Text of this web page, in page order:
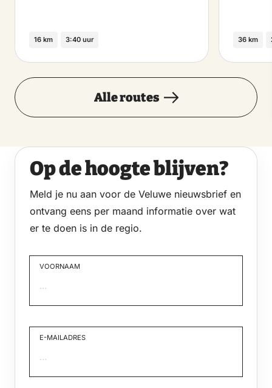
16 km 3:40 uur 36 km
Alle routes
Op de hoogte blijven?
Meld je nu aan voor de Veluwe nieuwsbrief en
ontvang eens per maand informatie over wat
er te doen is in de regio.
VOORNAAM
E-MAILADRES